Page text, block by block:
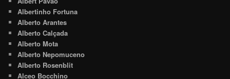
Albertinho Fortuna
Alberto Arantes
Alberto Calçada
Alberto Mota
Alberto Nepomuceno
Alberto Rosenblit
Alceo Bocchino